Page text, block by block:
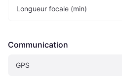
Longueur focale (min)
Communication
GPS